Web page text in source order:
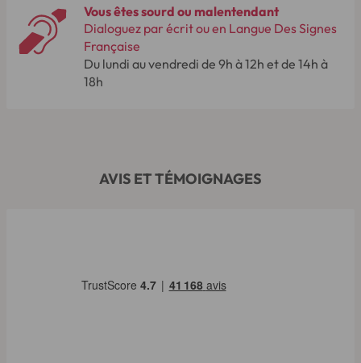
Vous êtes sourd ou malentendant
Dialoguez par écrit ou en Langue Des Signes
Française
Du lundi au vendredi de 9h à 12h et de 14h à
18h
AVIS ET TÉMOIGNAGES